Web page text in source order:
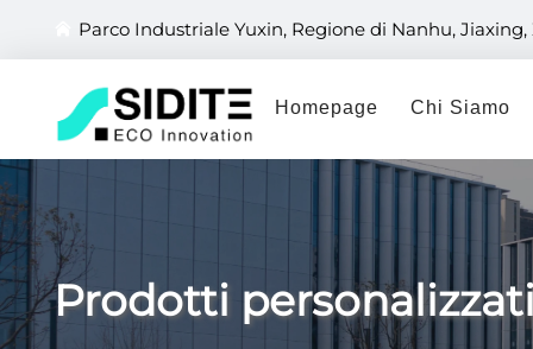
Parco Industriale Yuxin, Regione di Nanhu,
Homepage Chi Siamo
Prodotti